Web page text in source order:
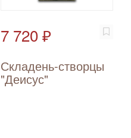
7 720 ₽
Складень-створцы
"Деисус"